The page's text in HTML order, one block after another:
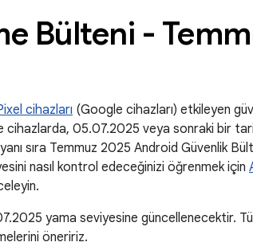
Bülteni -
cihazları (Google cihazları) etkileyen
cihazlarda, 05.07.2025 veya sonraki bir
sıra Temmuz 2025 Android Güvenlik
nasıl kontrol edeceğinizi öğrenmek için
yama seviyesine güncellenecektir.
öneririz.